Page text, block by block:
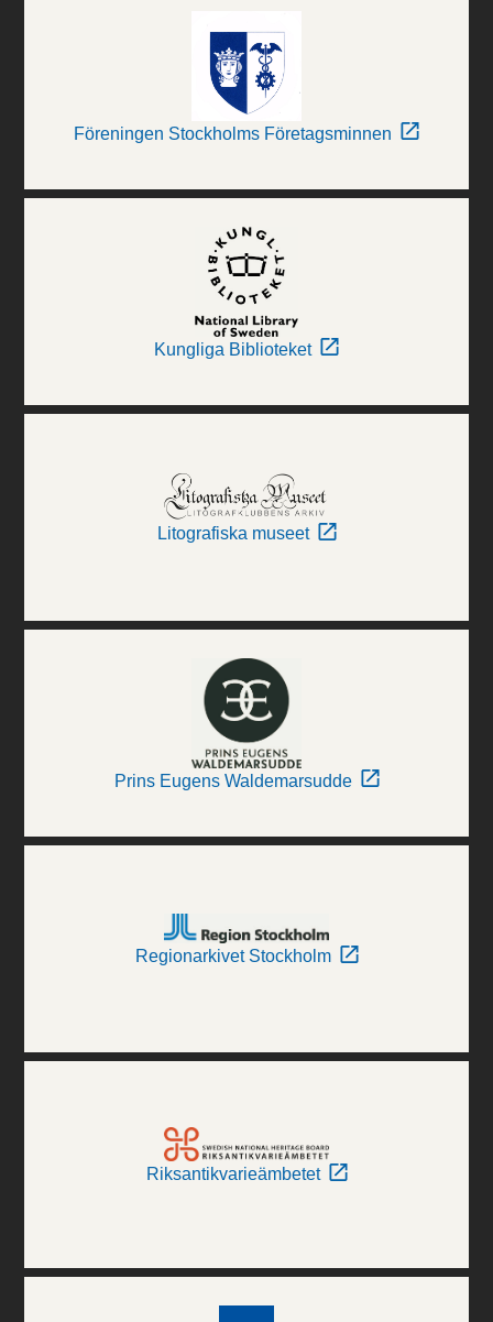
Föreningen Stockholms Företagsminnen
Kungliga Biblioteket
Litografiska museet
Prins Eugens Waldemarsudde
Regionarkivet Stockholm
Riksantikvarieämbetet